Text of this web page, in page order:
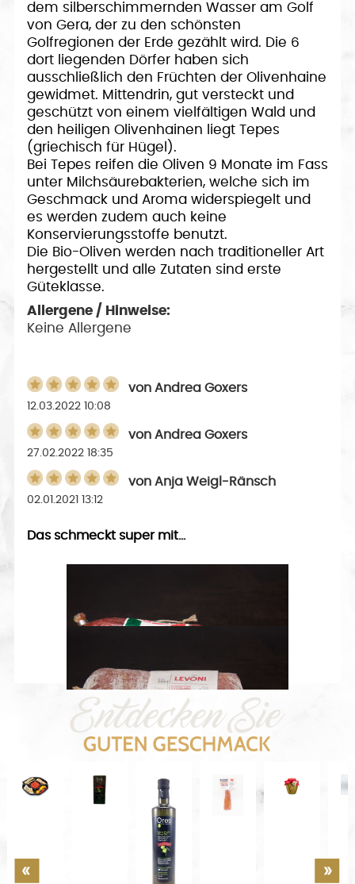
dem silberschimmernden Wasser am Golf
von Gera, der zu den schönsten
Golfregionen der Erde gezählt wird. Die 6
dort liegenden Dörfer haben sich
ausschließlich den Früchten der Olivenhaine
gewidmet. Mittendrin, gut versteckt und
geschützt von einem vielfältigen Wald und
den heiligen Olivenhainen liegt Tepes
(griechisch für Hügel).
Bei Tepes reifen die Oliven 9 Monate im Fass
unter Milchsäurebakterien, welche sich im
Geschmack und Aroma widerspiegelt und
eswerden zudem auch keine
Konservierungsstoffe benutzt.
Die Bio-Oliven werden nach traditioneller Art
hergestellt und alle Zutaten sind erste
Güteklasse.
Allergene / Hinweise:
Keine Allergene
von Andrea Goxers
12.03.2022 10:08
von Andrea Goxers
27.02.2022 18:35
von Anja Weigl-Ränsch
02.01.2021 13:12
Das schmeckt super mit...
Salsiccia Piccante Luftgetrocknete Paprikamettwurst
Levoni Levonetto Ungherese ca. 250 g